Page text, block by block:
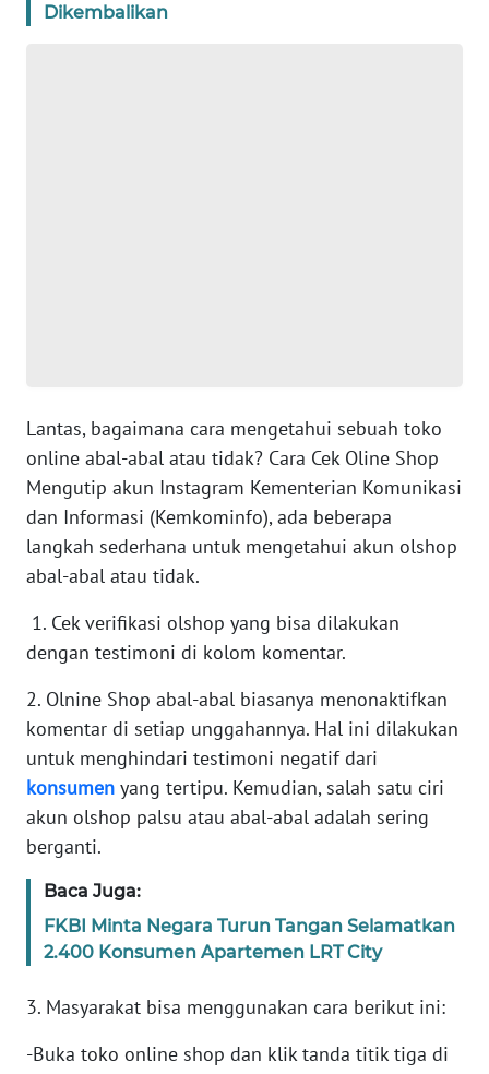
Dikembalikan
Lantas, bagaimana cara mengetahui sebuah toko
online abal-abal atau tidak? Cara Cek Oline Shop
Mengutip akun Instagram Kementerian Komunikasi
dan Informasi (Kemkominfo), ada beberapa
langkah sederhana untuk mengetahui akun olshop
abal-abal atau tidak.
1. Cek verifikasi olshop yang bisa dilakukan
dengan testimoni di kolom komentar.
2. Olnine Shop abal-abal biasanya menonaktifkan
komentar di setiap unggahannya. Hal ini dilakukan
untuk menghindari testimoni negatif dari
konsumen yang tertipu. Kemudian, salah satu ciri
akun olshop palsu atau abal-abal adalah sering
berganti.
Baca Juga:
FKBI Minta Negara Turun Tangan Selamatkan
2.400 Konsumen Apartemen LRT City
3. Masyarakat bisa menggunakan cara berikut ini:
-Buka toko online shop dan klik tanda titik tiga di
WN
BANTEN
WN
NTT
KEPRI
PAPUA
WN
PAPUA
BARAT
WN
RIAU
WN
JAMBI